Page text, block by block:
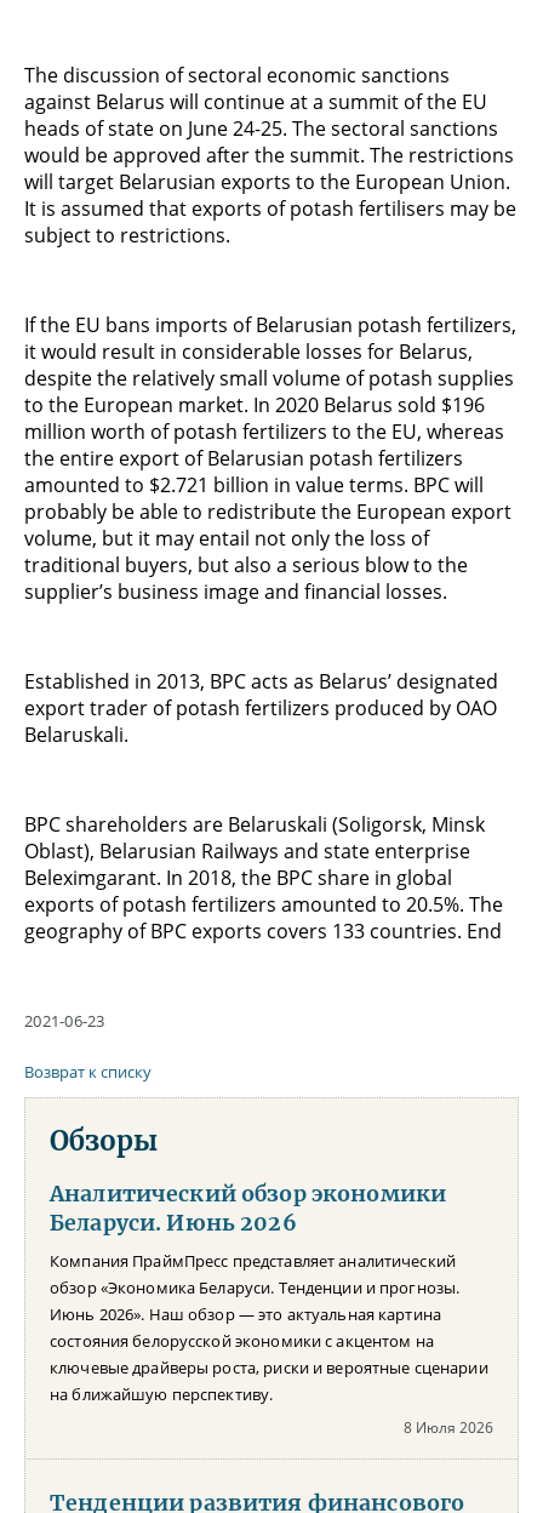
The discussion of sectoral economic sanctions
against Belarus will continue at a summit of the EU
heads of state on June 24-25. The sectoral sanctions
would be approved after the summit. The restrictions
will target Belarusian exports to the European Union.
It is assumed that exports of potash fertilisers may be
subject to restrictions.
If the EU bans imports of Belarusian potash fertilizers,
it would result in considerable losses for Belarus,
despite the relatively small volume of potash supplies
to the European market. In 2020 Belarus sold $196
million worth of potash fertilizers to the EU, whereas
the entire export of Belarusian potash fertilizers
amounted to $2.721 billion in value terms. BPC will
probably be able to redistribute the European export
volume, but it may entail not only the loss of
traditional buyers, but also a serious blow to the
supplier’s business image and financial losses.
Established in 2013, BPC acts as Belarus’ designated
export trader of potash fertilizers produced by OAO
Belaruskali.
BPC shareholders are Belaruskali (Soligorsk, Minsk
Oblast), Belarusian Railways and state enterprise
Beleximgarant. In 2018, the BPC share in global
exports of potash fertilizers amounted to 20.5%. The
geography of BPC exports covers 133 countries. End
2021-06-23
Возврат к списку
Обзоры
Аналитический обзор экономики
Беларуси. Июнь 2026
Компания ПраймПресс представляет аналитический
обзор «Экономика Беларуси. Тенденции и прогнозы.
Июнь 2026». Наш обзор — это актуальная картина
состояния белорусской экономики с акцентом на
ключевые драйверы роста, риски и вероятные сценарии
на ближайшую перспективу.
8 Июля 2026
Тенденции развития финансового